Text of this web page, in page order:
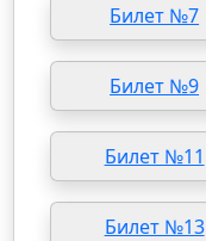
Билет №7
Билет №9
Билет №11
Билет №13